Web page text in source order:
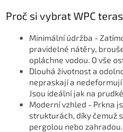
Proč si vybrat WPC
Minimální údržba -
pravidelné nátěry,
opláchne vodou. O vše
Dlouhá životnost a
nepraskají a
Jsou ideální jak na
Moderní vzhled - Prkna
strukturách, díky čemuž
pergolou nebo zahradou.